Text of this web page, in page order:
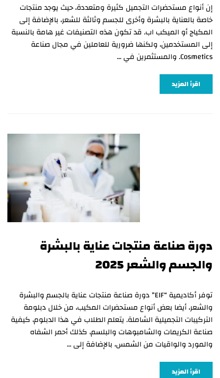
إن أنواع مستحضرات التجميل كثيرة ومتعددة، حيث يوجد منتجات
خاصة بالعناية بالبشرة وأخرى للجسم وثالثة للشعر، بالإضافة إلى
المكياج أو الميكب اب. قد تكون هذه التصنيفات غير هامة بالنسبة
إلى المستخدمين، ولكنها ضرورية للعاملين في مجال صناعة
Cosmetics. والمستثمرين في …
اقرأ المزيد
دورة صناعة منتجات عناية بالبشرة
والجسم والشعر 2025
توفر أكاديمية “EIF” دورة صناعة منتجات عناية بالجسم والبشرة
والشعر، أيضا بعض أنواع مستحضرات المكيب، من خلال دبلومة
التركيبات التجميلية الشاملة. يتعلم الطلاب في هذا الدبلوم، كيفية
صناعة الكريمات والشامبوهات والبلسم، كذلك أحمر الشفاه
والمورد والواقيات من الشمس، بالإضافة إلى …
اقرأ المزيد